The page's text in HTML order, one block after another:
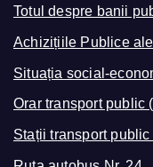
Totul despre banii
Achizițiile Publice
Situația social-
Orar transport public
Stații transport